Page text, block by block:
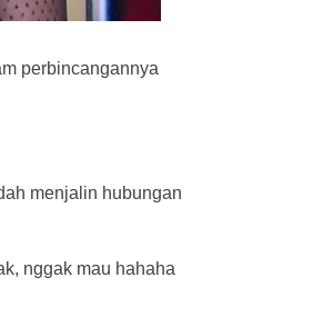
perbincangannya
menjalin hubungan
nggak mau hahaha